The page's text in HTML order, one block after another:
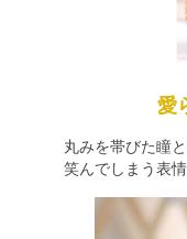
愛
丸みを帯びた瞳
笑んでしまう表